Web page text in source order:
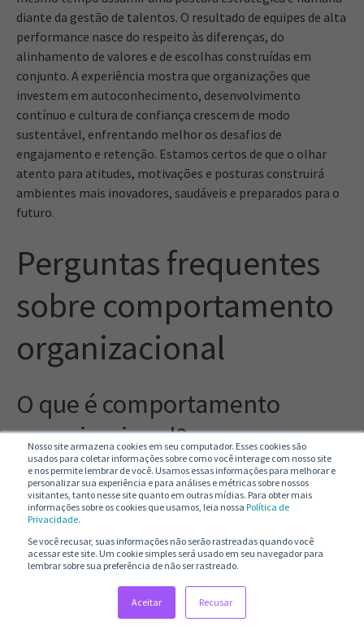
Nosso site armazena cookies em seu computador. Esses cookies são
usados para coletar informações sobre como você interage com nosso site
e nos permite lembrar de você. Usamos essas informações para melhorar e
personalizar sua experiência e para análises e métricas sobre nossos
visitantes, tanto nesse site quanto em outras mídias. Para obter mais
informações sobre os cookies que usamos, leia nossa Política de
Privacidade.
Se você recusar, suas informações não serão rastreadas quando você
acessar este site. Um cookie simples será usado em seu navegador para
lembrar sobre sua preferência de não ser rastreado.
Aceitar Recusar
diante da gestão de talentos. O resultado de equipes de alta
performance nasce do respeito às diferenças, do
alinhamento de valores e de escolhas construídas em
conjunto. A experiência mostra que organizações que
investem em autoconhecimento, desenvolvimento
contínuo e cultura de confiança crescem de modo
sustentável, enfrentando melhor os desafios de
engajamento e retenção. Estamos certos de que o olhar
atento para atitudes, motivações e posturas construirá
ambientes mais inovadores, saudáveis e preparados para o
futuro.
Perguntas frequentes
sobre comportamento
organizacional
O que é comportamento
organizacional?
Comportamento organizacional é o estudo dos
padrões, atitudes e interações das pessoas dentro
das empresas, buscando entender como esses
fatores influenciam o ambiente, a comunicação e os
resultados.Ele envolve aspectos como valores, clima da
cotidiano corporativo.